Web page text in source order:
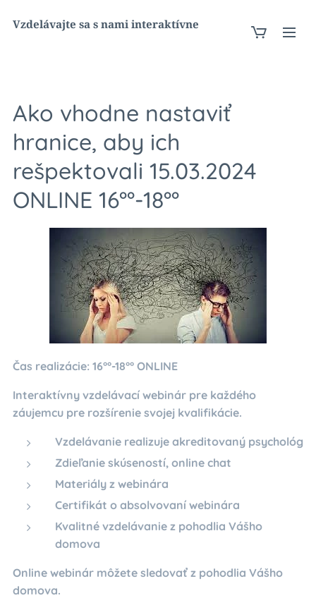
Vzdelávajte sa s nami interaktívne
Ako vhodne nastaviť
hranice, aby ich
rešpektovali 15.03.2024
ONLINE 16°°-18°°
Čas realizácie: 16°°-18°° ONLINE
Interaktívny vzdelávací webinár pre každého
záujemcu pre rozšírenie svojej kvalifikácie.
Vzdelávanie realizuje akreditovaný psychológ
Zdieľanie skúseností, online chat
Materiály z webinára
Certifikát o absolvovaní webinára
Kvalitné vzdelávanie z pohodlia Vášho
domova
Online webinár môžete sledovať z pohodlia Vášho
domova.